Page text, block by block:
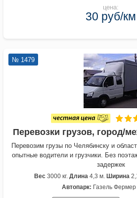
цена:
30 руб/км
№ 1479
Перевозки грузов, город/
Перевозим грузы по Челябинску и
опытные водители и грузчики. Без
задержек
Вес 3000 кг. Длина 4,3 м. Ширина
Автопарк: Газель